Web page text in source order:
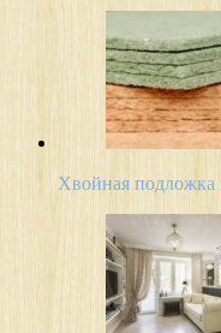
Хвойная